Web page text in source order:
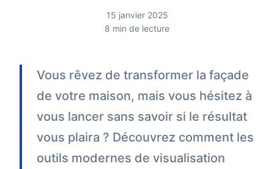
15 janvier 2025
8 min de lecture
Vous rêvez de transformer la façade
de votre maison, mais vous hésitez à
vous lancer sans savoir si le résultat
vous plaira ? Découvrez comment les
outils modernes de visualisation